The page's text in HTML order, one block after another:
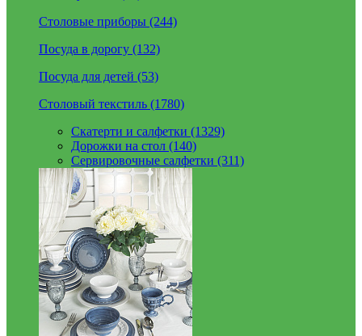
Столовые приборы (244)
Посуда в дорогу (132)
Посуда для детей (53)
Столовый текстиль (1780)
Скатерти и салфетки (1329)
Дорожки на стол (140)
Сервировочные салфетки (311)